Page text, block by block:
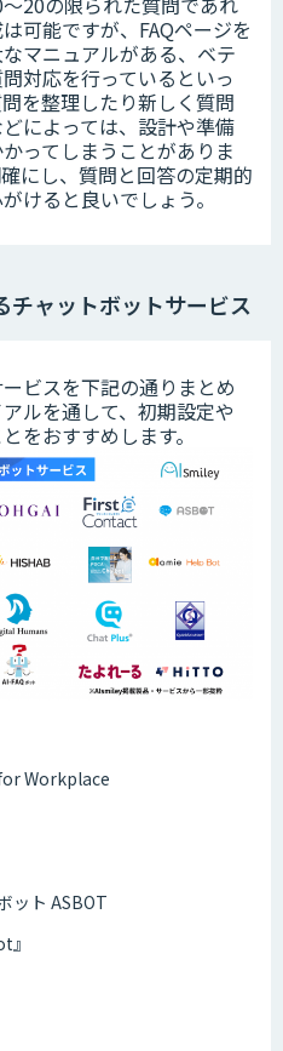
可能ですが、FAQページを
マニュアルがある、ベテ
対応を行っているといっ
を整理したり新しく質問
によっては、設計や準備
ってしまうことがありま
にし、質問と回答の定期的
けると良いでしょう。
チャットボットサービス
ビスを下記の通りまとめ
ルを通して、初期設定や
をおすすめします。
Workplace
ット ASBOT